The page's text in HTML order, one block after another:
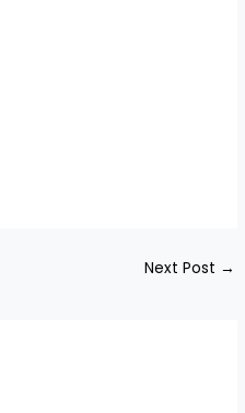
Next Post →